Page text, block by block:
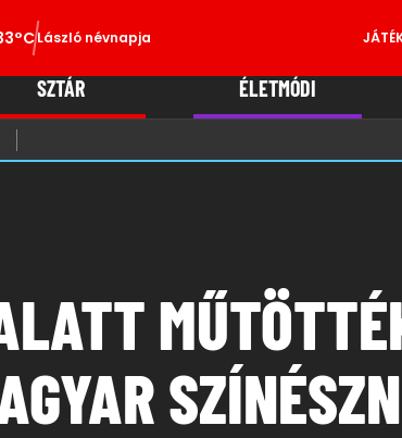
László névnapja
SZTÁR ÉLETMÓDI